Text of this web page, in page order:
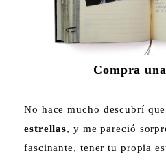
Compra
No hace mucho descubrí
estrellas, y me pareció
fascinante, tener tu propia